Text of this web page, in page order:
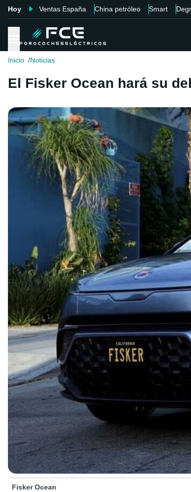
Hoy Ventas España China petróleo Smart
Inicio Noticias
El Fisker Ocean hará su
Fisker Ocean